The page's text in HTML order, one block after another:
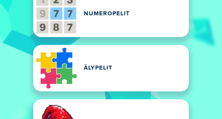
NUMEROPELIT
ÄLYPELIT